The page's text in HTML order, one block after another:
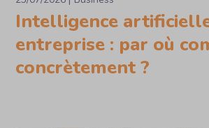
Intelligence
entreprise : par où
concrètement ?